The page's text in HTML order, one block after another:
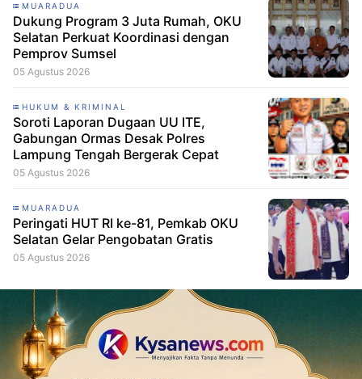
MUARADUA
Dukung Program 3 Juta Rumah, OKU
Selatan Perkuat Koordinasi dengan
Pemprov Sumsel
05 Agustus 2026
HUKUM & KRIMINAL
Soroti Laporan Dugaan UU ITE,
Gabungan Ormas Desak Polres
Lampung Tengah Bergerak Cepat
05 Agustus 2026
MUARADUA
Peringati HUT RI ke-81, Pemkab OKU
Selatan Gelar Pengobatan Gratis
05 Agustus 2026